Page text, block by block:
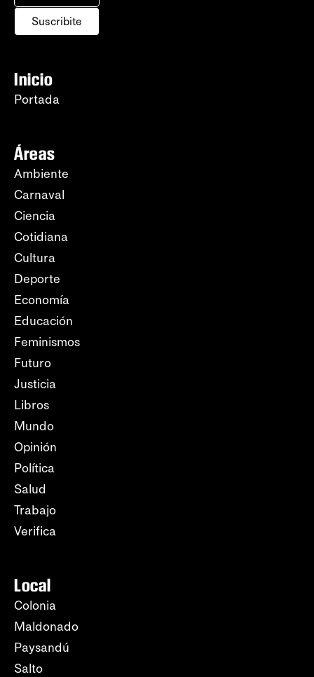
Suscribite
Inicio
Portada
Áreas
Ambiente
Carnaval
Ciencia
Cotidiana
Cultura
Deporte
Economía
Educación
Feminismos
Futuro
Justicia
Libros
Mundo
Opinión
Política
Salud
Trabajo
Verifica
Local
Colonia
Maldonado
Paysandú
Salto